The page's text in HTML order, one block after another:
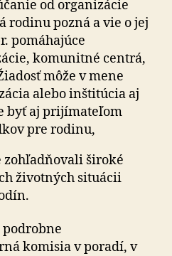
od organizácie
rodinu pozná a vie o jej
pomáhajúce
komunitné centrá,
môže v mene
alebo inštitúcia aj
byť aj prijímateľom
pre rodinu,
široké
životných situácii
komisia v poradí, v